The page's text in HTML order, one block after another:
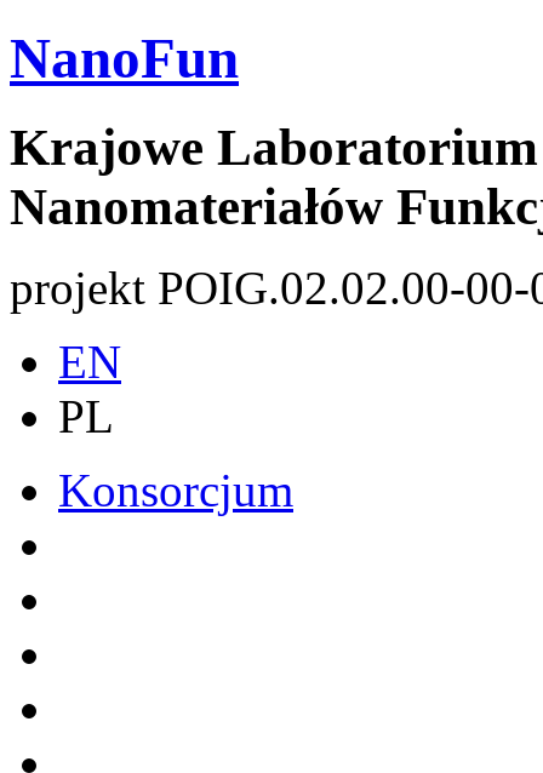
NanoFun
Krajowe
Nanomateriałów
projekt POIG.02.02.00-00-
EN
PL
Konsorcjum